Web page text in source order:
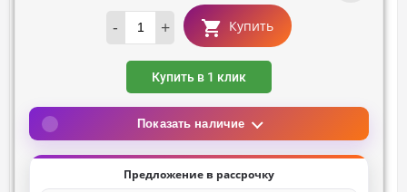
- + Купить
Купить в 1 клик
Показать наличие
Предложение в рассрочку